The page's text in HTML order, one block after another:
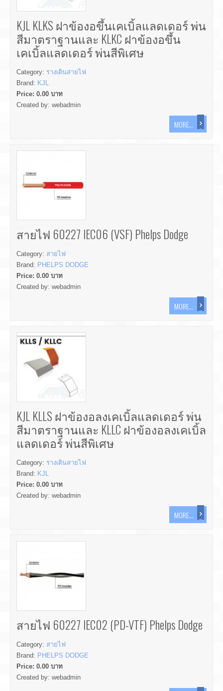
KJL KLKS ฝาข้องอขึ้นเคเบิ้ลแลดเดอร์ พ่น
สีมาตราฐานและ KLKC ฝาข้องอขึ้น
เคเบิ้ลแลดเดอร์ พ่นสีพิเศษ
Category: รางเดินสายไฟ
Brand: KJL
Price: 0.00 บาท
Created by: webadmin
MORE...
สายไฟ 60227 IEC06 (VSF) Phelps Dodge
Category: สายไฟ
Brand: PHELPS DODGE
Price: 0.00 บาท
Created by: webadmin
MORE...
KJL KLLS ฝาข้องอลงเคเบิ้ลแลดเดอร์ พ่น
สีมาตราฐานและ KLLC ฝาข้องอลงเคเบิ้ล
แลดเดอร์ พ่นสีพิเศษ
Category: รางเดินสายไฟ
Brand: KJL
Price: 0.00 บาท
Created by: webadmin
MORE...
สายไฟ 60227 IEC02 (PD-VTF) Phelps Dodge
Category: สายไฟ
Brand: PHELPS DODGE
Price: 0.00 บาท
Created by: webadmin